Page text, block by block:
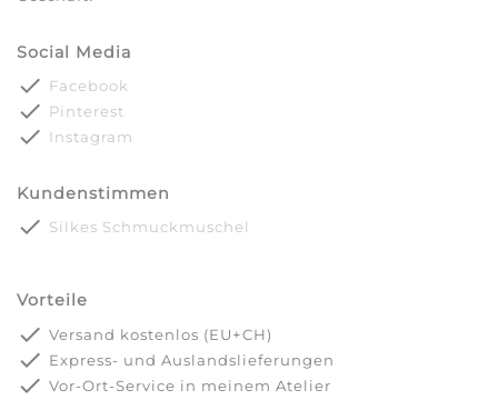
Social Media
done Facebook
done Pinterest
done Instagram
Kundenstimmen
done Silkes Schmuckmuschel
Vorteile
done Versand kostenlos (EU+CH)
done Express- und Auslandslieferungen
done Vor-Ort-Service in meinem Atelier